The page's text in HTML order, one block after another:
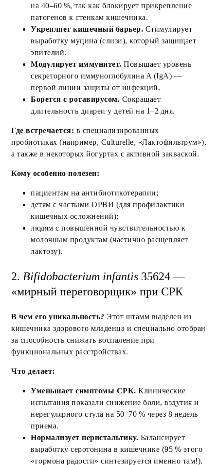
на 40–60 %, так как блокирует прикрепление
патогенов к стенкам кишечника.
Укрепляет кишечный барьер. Стимулирует
выработку муцина (слизи), который защищает
эпителий.
Модулирует иммунитет. Повышает уровень
секреторного иммуноглобулина A (IgA) —
первой линии защиты от инфекций.
Борется с ротавирусом. Сокращает
длительность диареи у детей на 1–2 дня.
Где встречается: в специализированных
пробиотиках (например, Culturelle, «Лактофильтрум»),
а также в некоторых йогуртах с активной закваской.
Кому особенно полезен:
пациентам на антибиотикотерапии;
детям с частыми ОРВИ (для профилактики
кишечных осложнений);
людям с повышенной чувствительностью к
молочным продуктам (частично расщепляет
лактозу).
2. Bifidobacterium infantis 35624 —
«мирный переговорщик» при СРК
В чем его уникальность? Этот штамм выделен из
кишечника здорового младенца и специально отобран
за способность снижать воспаление при
функциональных расстройствах.
Что делает:
Уменьшает симптомы СРК. Клинические
испытания показали снижение боли, вздутия и
нерегулярного стула на 50–70 % через 8 недель
приема.
Нормализует перистальтику. Балансирует
выработку серотонина в кишечнике (95 % этого
«гормона радости» синтезируется именно там!).